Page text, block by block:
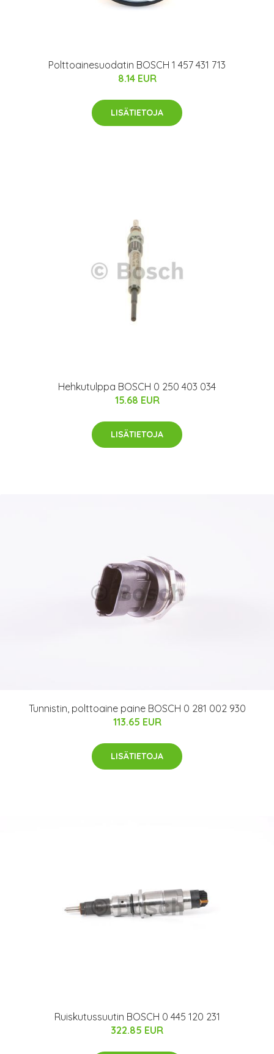
Polttoainesuodatin BOSCH 1 457 431 713
8.14 EUR
LISÄTIETOJA
Hehkutulppa BOSCH 0 250 403 034
15.68 EUR
LISÄTIETOJA
Tunnistin, polttoaine paine BOSCH 0 281 002 930
113.65 EUR
LISÄTIETOJA
Ruiskutussuutin BOSCH 0 445 120 231
322.85 EUR